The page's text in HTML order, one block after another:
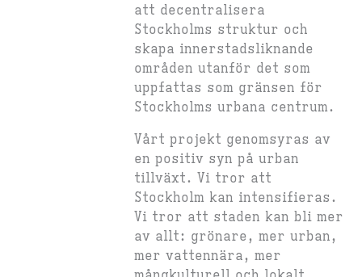
att decentralisera
Stockholms struktur och
skapa innerstadsliknande
områden utanför det som
uppfattas som gränsen för
Stockholms urbana centrum.
Vårt projekt genomsyras av
en positiv syn på urban
tillväxt. Vi tror att
Stockholm kan intensifieras.
Vi tror att staden kan bli mer
av allt: grönare, mer urban,
mer vattennära, mer